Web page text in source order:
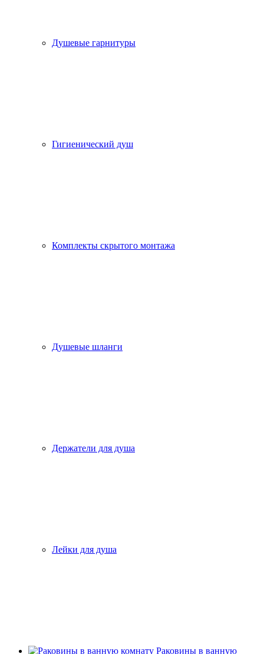
Душевые гарнитуры
Гигиенический душ
Комплекты скрытого монтажа
Душевые шланги
Держатели для душа
Лейки для душа
Раковины в ванную